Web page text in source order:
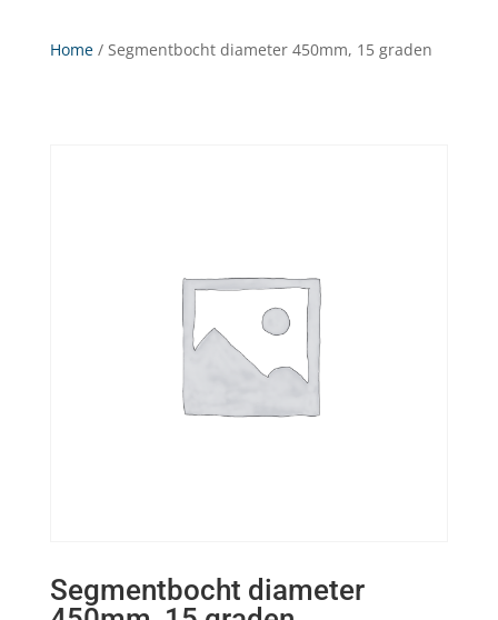
Home/ Segmentbocht diameter 450mm, 15 graden
Segmentbocht diameter